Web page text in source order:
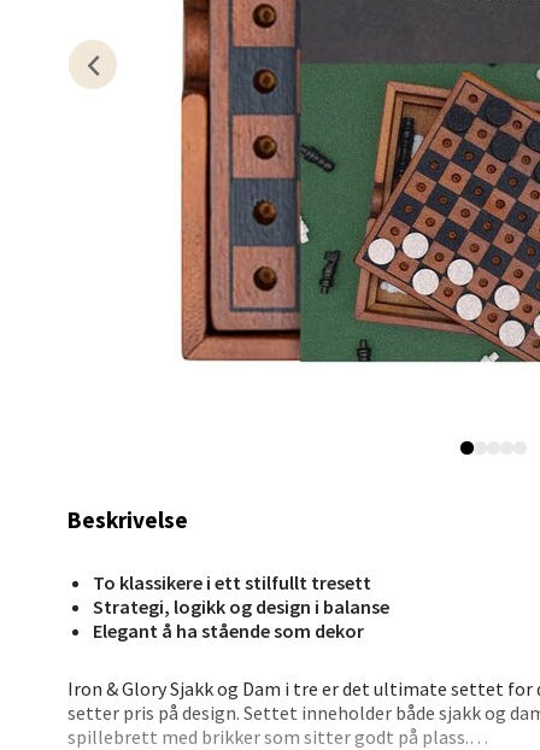
Beskrivelse
To klassikere i ett stilfullt tresett
Strategi, logikk og design i balanse
Elegant å ha stående som dekor
Iron & Glory Sjakk og Dam i tre er det ultimate settet
setter pris på design. Settet inneholder både sjakk og
spillebrett med brikker som sitter godt på plass.
Åpent
0 i
0 i